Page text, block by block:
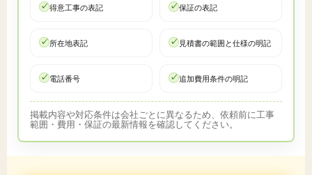
得意工事の表記 保証の表記
所在地表記 見積書の範囲と仕様の明記
電話番号 追加費用条件の明記
掲載内容や対応条件は会社ごとに異なるため、依頼前に工事
範囲・費用・保証の最新情報を確認してください。